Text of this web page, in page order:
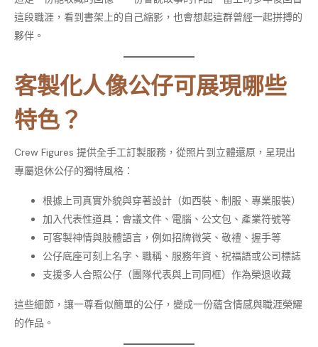
這段職涯，看到書架上的自己縮影，也會想起這群曾經一起拼搏的
夥伴。
客製化人像公仔可展現哪些
特色？
Crew Figures 提供全手工訂製服務，從照片到立體還原，呈現出
專屬退休公仔的獨特風格：
根據上司真實外貌與穿著設計（如西裝、制服、專業服裝）
加入代表性道具：會議文件、電腦、公文包、產業符號等
可客製神情與肢體語言，例如招牌微笑、敬禮、握手等
公仔底座可刻上名字、職稱、服務年資、祝福語或公司標誌
支援多人合照公仔（團隊代表與上司同框）作為榮退收藏
這些細節，讓一尊看似簡單的公仔，變成一份蘊含情感與職涯榮耀
的作品。